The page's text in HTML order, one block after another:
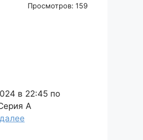
Просмотров: 159
в 22:45 по
А